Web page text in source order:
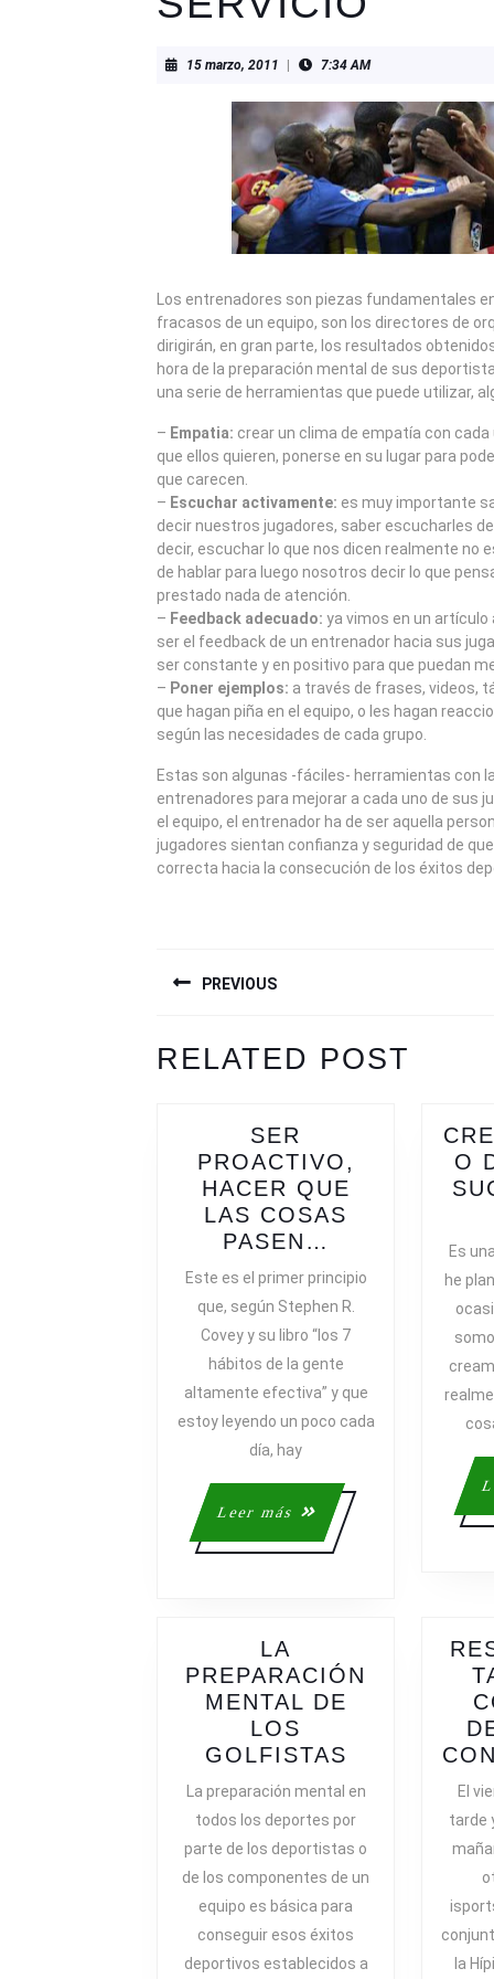
15 marzo, 2011 15
2011
7:34 AM
Los entrenadores son piezas fundamentales
fracasos de un equipo, son los directores de
dirigirán, en gran parte, los resultados
hora de la preparación mental de sus
una serie de herramientas que puede utilizar,
– Empatia: crear un clima de empatía con cada
que ellos quieren, ponerse en su lugar para
que carecen.
– Escuchar activamente: es muy importante
decir nuestros jugadores, saber escucharles
decir, escuchar lo que nos dicen realmente no
de hablar para luego nosotros decir lo que
prestado nada de atención.
– Feedback adecuado: ya vimos en un
ser el feedback de un entrenador hacia sus
ser constante y en positivo para que puedan
– Poner ejemplos: a través de frases, videos,
que hagan piña en el equipo, o les hagan
según las necesidades de cada grupo.
Estas son algunas -fáciles- herramientas con
entrenadores para mejorar a cada uno de sus
el equipo, el entrenador ha de ser aquella
jugadores sientan confianza y seguridad de
correcta hacia la consecución de los éxitos
DE
ENTRADAS
PREVIOUS
post:
RELATED POST
SER
PROACTIVO,
HACER QUE
LAS COSAS
PASEN…
PROACTIVO,
HACER
QUE
LAS
COSAS
PASEN…
Este es el primer principio
que, según Stephen R.
Covey y su libro “los 7
hábitos de la gente
altamente efectiva” y que
estoy leyendo un poco cada
día, hay
Leer más
Leer
más
O
Es
he
LA
PREPARACIÓN
MENTAL DE
LOS
GOLFISTAS
DE
LOS
GOLFISTAS
La preparación mental en
todos los deportes por
parte de los deportistas o
de los componentes de un
equipo es básica para
conseguir esos éxitos
deportivos establecidos a
El
tarde
la